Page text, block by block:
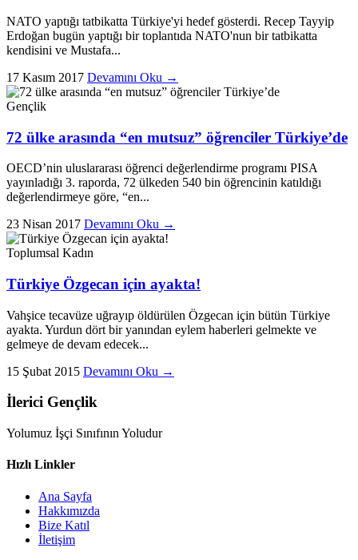
NATO yaptığı tatbikatta Türkiye'yi hedef gösterdi. Recep Tayyip
Erdoğan bugün yaptığı bir toplantıda NATO'nun bir tatbikatta
kendisini ve Mustafa...
17 Kasım 2017 Devamını Oku →
Gençlik
72 ülke arasında “en mutsuz” öğrenciler Türkiye’de
OECD’nin uluslararası öğrenci değerlendirme programı PISA
yayınladığı 3. raporda, 72 ülkeden 540 bin öğrencinin katıldığı
değerlendirmeye göre, “en...
23 Nisan 2017 Devamını Oku →
Toplumsal Kadın
Türkiye Özgecan için ayakta!
Vahşice tecavüze uğrayıp öldürülen Özgecan için bütün Türkiye
ayakta. Yurdun dört bir yanından eylem haberleri gelmekte ve
gelmeye de devam edecek...
15 Şubat 2015 Devamını Oku →
İlerici Gençlik
Yolumuz İşçi Sınıfının Yoludur
Hızlı Linkler
Ana Sayfa
Hakkımızda
Bize Katıl
İletişim